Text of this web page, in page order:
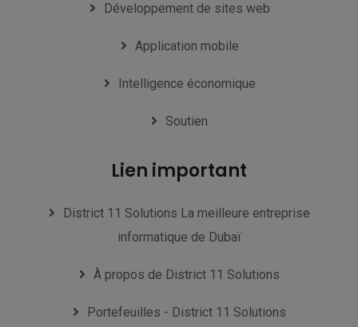
Développement de sites web
Application mobile
Intelligence économique
Soutien
Lien important
District 11 Solutions La meilleure entreprise
informatique de Dubaï
À propos de District 11 Solutions
Portefeuilles - District 11 Solutions